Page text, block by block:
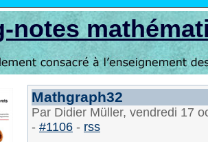
notes
Mathgraph32
Par Didier Müller, vendredi 17
- #1106 - rss